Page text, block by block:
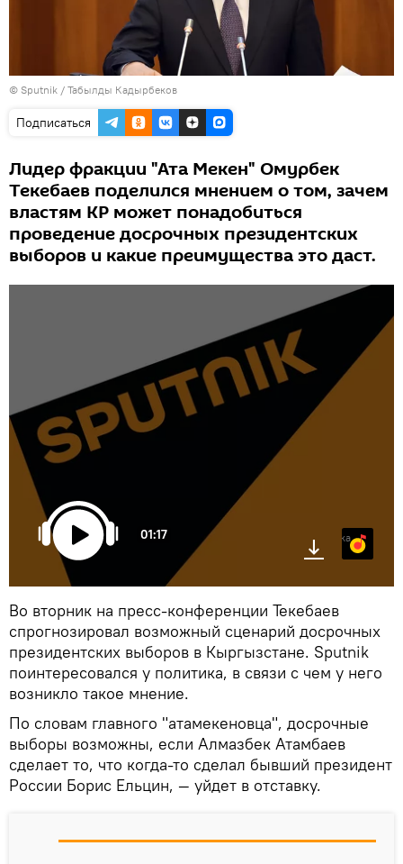
© Sputnik / Табылды Кадырбеков
Подписаться
Лидер фракции "Ата Мекен" Омурбек
Текебаев поделился мнением о том, зачем
властям КР может понадобиться
проведение досрочных президентских
выборов и какие преимущества это даст.
01:17 Яндекс.Музыка
Во вторник на пресс-конференции Текебаев
спрогнозировал возможный сценарий досрочных
президентских выборов в Кыргызстане. Sputnik
поинтересовался у политика, в связи с чем у него
возникло такое мнение.
По словам главного "атамекеновца", досрочные
выборы возможны, если Алмазбек Атамбаев
сделает то, что когда-то сделал бывший президент
России Борис Ельцин, — уйдет в отставку.